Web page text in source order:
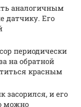
аналогичным
датчику. Его
периодически
на обратной
красным
засорился, и его
можно